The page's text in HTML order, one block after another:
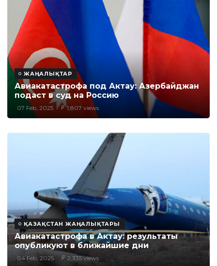
ЖАҢАЛЫҚТАР
Авиакатастрофа под Актау: Азербайджан
подаст в суд на Россию
07 Feb, 2025 1,807 views
ҚАЗАҚСТАН ЖАҢАЛЫҚТАРЫ
Авиакатастрофа в Актау: результаты
опубликуют в ближайшие дни
04 Feb, 2025 2,335 views